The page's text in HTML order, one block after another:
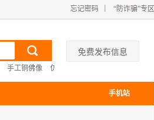
忘记密码 “防诈骗”专区
手工铜佛像 仿古香薰炉
免费发布信息
手机站